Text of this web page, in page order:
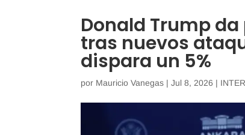
Donald Trump
tras nuevos
dispara un 5%
por Mauricio Vanegas |Jul 8, 2026 |